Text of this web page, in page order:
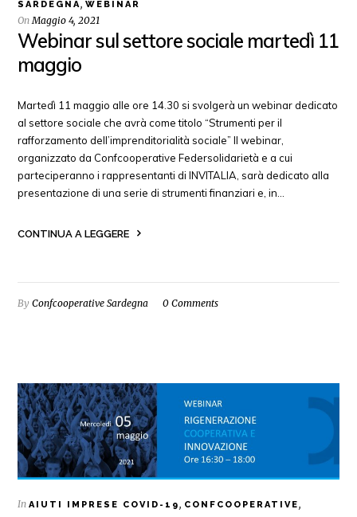
SARDEGNA,WEBINAR
OnMaggio 4, 2021
Webinar sul settore sociale martedì 11
maggio
Martedì 11 maggio alle ore 14.30 si svolgerà un webinar dedicato
al settore sociale che avrà come titolo “Strumenti per il
rafforzamento dell’imprenditorialità sociale” Il webinar,
organizzato da Confcooperative Federsolidarietà e a cui
parteciperanno i rappresentanti di INVITALIA, sarà dedicato alla
presentazione di una serie di strumenti finanziari e, in…
CONTINUA A LEGGERE
ByConfcooperative Sardegna 0 Comments
InAIUTI IMPRESE COVID-19, CONFCOOPERATIVE,